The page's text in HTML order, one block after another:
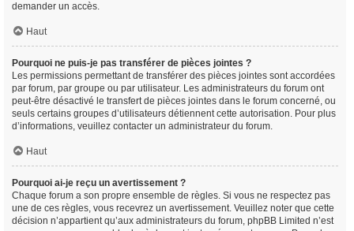
demander un accès.
Haut
Pourquoi ne puis-je pas transférer de pièces jointes ?
Les permissions permettant de transférer des pièces jointes sont accordées
par forum, par groupe ou par utilisateur. Les administrateurs du forum ont
peut-être désactivé le transfert de pièces jointes dans le forum concerné, ou
seuls certains groupes d’utilisateurs détiennent cette autorisation. Pour plus
d’informations, veuillez contacter un administrateur du forum.
Haut
Pourquoi ai-je reçu un avertissement ?
Chaque forum a son propre ensemble de règles. Si vous ne respectez pas
une de ces règles, vous recevrez un avertissement. Veuillez noter que cette
décision n’appartient qu’aux administrateurs du forum, phpBB Limited n’est